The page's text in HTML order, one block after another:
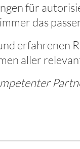
für
das
erfahrenen
aller